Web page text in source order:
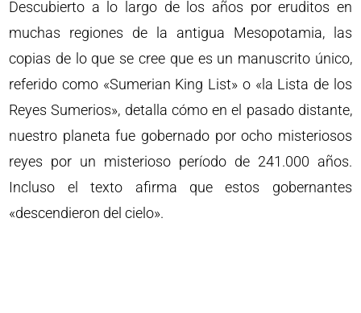
Descubierto a lo largo de los años por eruditos en
muchas regiones de la antigua Mesopotamia, las
copias de lo que se cree que es un manuscrito único,
referido como «Sumerian King List» o «la Lista de los
Reyes Sumerios», detalla cómo en el pasado distante,
nuestro planeta fue gobernado por ocho misteriosos
reyes por un misterioso período de 241.000 años.
Incluso el texto afirma que estos gobernantes
«descendieron del cielo».